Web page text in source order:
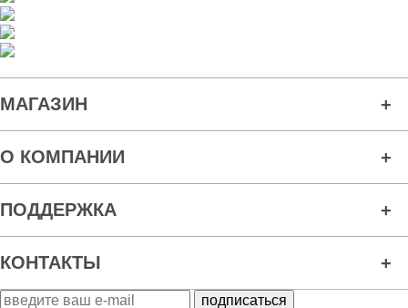
МАГАЗИН
О КОМПАНИИ
ПОДДЕРЖКА
КОНТАКТЫ